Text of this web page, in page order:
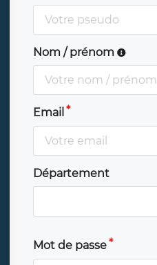
Nom / prénom
Email
Département
Mot de passe